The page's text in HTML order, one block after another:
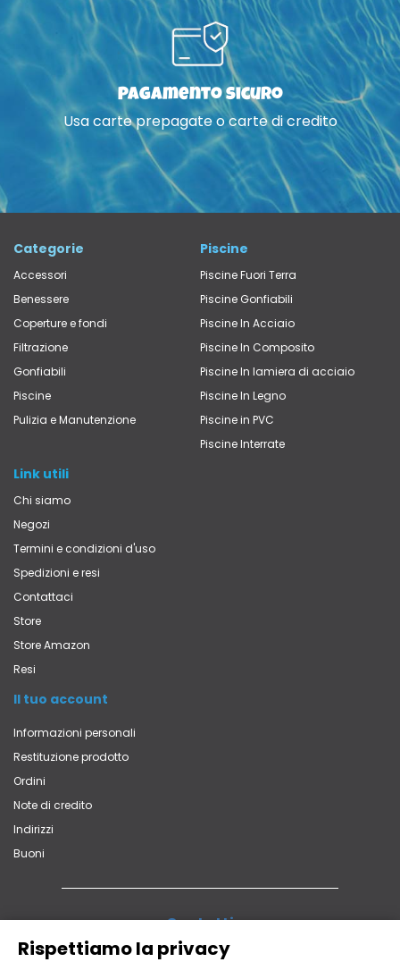
Pagamento sicuro
Usa carte prepagate o carte di credito
Categorie
Accessori
Benessere
Coperture e fondi
Filtrazione
Gonfiabili
Piscine
Pulizia e Manutenzione
Piscine
Piscine Fuori Terra
Piscine Gonfiabili
Piscine In Acciaio
Piscine In Composito
Piscine In lamiera di acciaio
Piscine In Legno
Piscine in PVC
Piscine Interrate
Link utili
Chi siamo
Negozi
Termini e condizioni d'uso
Spedizioni e resi
Contattaci
Store
Store Amazon
Resi
Il tuo account
Informazioni personali
Restituzione prodotto
Ordini
Note di credito
Indirizzi
Buoni
Contatti
Via Vittorio Veneto, 65 - 22060 Carugo (CO)
Rispettiamo la privacy